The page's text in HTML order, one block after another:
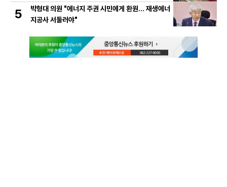
5
박형대 의원 "에너지 주권 시민에게 환원... 재생에너
지공사 서둘러야"